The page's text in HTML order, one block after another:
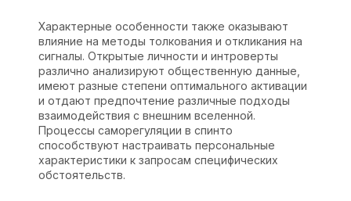
Характерные особенности также оказывают
влияние на методы толкования и откликания на
сигналы. Открытые личности и интроверты
различно анализируют общественную данные,
имеют разные степени оптимального активации
и отдают предпочтение различные подходы
взаимодействия с внешним вселенной.
Процессы саморегуляции в спинто
способствуют настраивать персональные
характеристики к запросам специфических
обстоятельств.